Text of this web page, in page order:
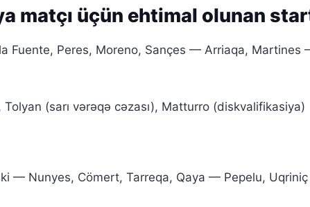
matçı üçün ehtimal olunan
Fuente, Peres, Moreno, Sançes — Arriaqa, Martines
Tolyan (sarı vərəqə cəzası), Matturro (diskvalifikasiya)
— Nunyes, Cömert, Tarreqa, Qaya — Pepelu,